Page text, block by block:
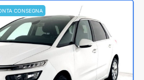
CONSEGNA